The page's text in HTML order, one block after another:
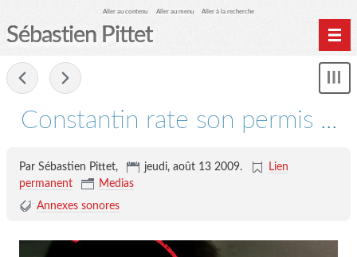
Aller au contenu Aller au menu Aller à la recherche
Sébastien Pittet
Spéléologie
Archives
Constantin rate son permis ...
Par Sébastien Pittet, jeudi, août 13 2009.
Lien
permanent
Medias
Annexes sonores